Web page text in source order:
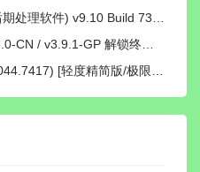
件) v9.10 Build 736 中文激活版
v3.9.1-GP 解锁终身pro会员版
[轻度精简版/极限精简版]